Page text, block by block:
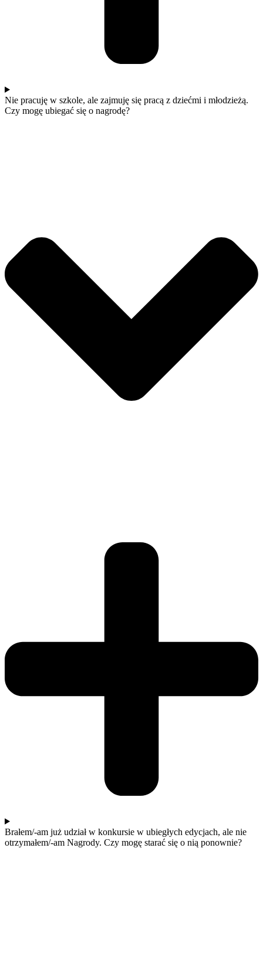
Nie pracuję w szkole, ale zajmuję się pracą z dziećmi i młodzieżą.
Czy mogę ubiegać się o nagrodę?
Brałem/-am już udział w konkursie w ubiegłych edycjach, ale nie
otrzymałem/-am Nagrody. Czy mogę starać się o nią ponownie?